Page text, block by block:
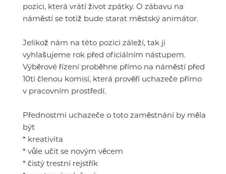
pozici, která vrátí život zpátky. O zábavu na
náměstí se totiž bude starat městský animátor.
Jelikož nám na této pozici záleží, tak ji
vyhlašujeme rok před oficiálním nástupem.
Výběrové řízení proběhne přímo na náměstí před
10ti členou komisí, která prověří uchazeče přímo
v pracovním prostředí.
Přednostmi uchazeče o toto zaměstnání by měla
být
* kreativita
* vůle učit se novým věcem
* čistý trestní rejstřík